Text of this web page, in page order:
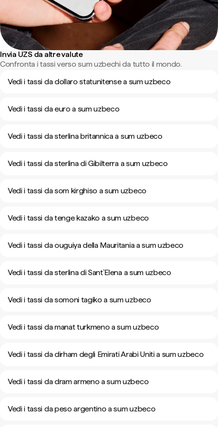
Invia UZS da altre valute
Confronta i tassi verso sum uzbechi da tutto il mondo.
Vedi i tassi da dollaro statunitense a sum uzbeco
Vedi i tassi da euro a sum uzbeco
Vedi i tassi da sterlina britannica a sum uzbeco
Vedi i tassi da sterlina di Gibilterra a sum uzbeco
Vedi i tassi da som kirghiso a sum uzbeco
Vedi i tassi da tenge kazako a sum uzbeco
Vedi i tassi da ouguiya della Mauritania a sum uzbeco
Vedi i tassi da sterlina di Sant’Elena a sum uzbeco
Vedi i tassi da somoni tagiko a sum uzbeco
Vedi i tassi da manat turkmeno a sum uzbeco
Vedi i tassi da dirham degli Emirati Arabi Uniti a sum uzbeco
Vedi i tassi da dram armeno a sum uzbeco
Vedi i tassi da peso argentino a sum uzbeco